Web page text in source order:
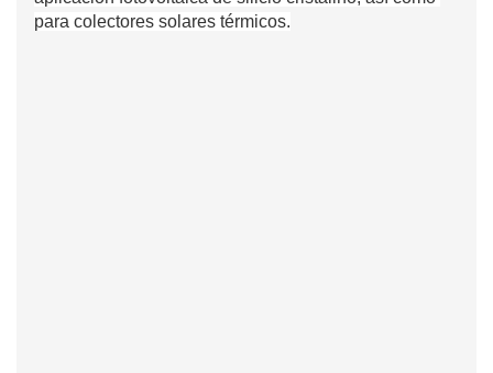
para colectores solares térmicos.